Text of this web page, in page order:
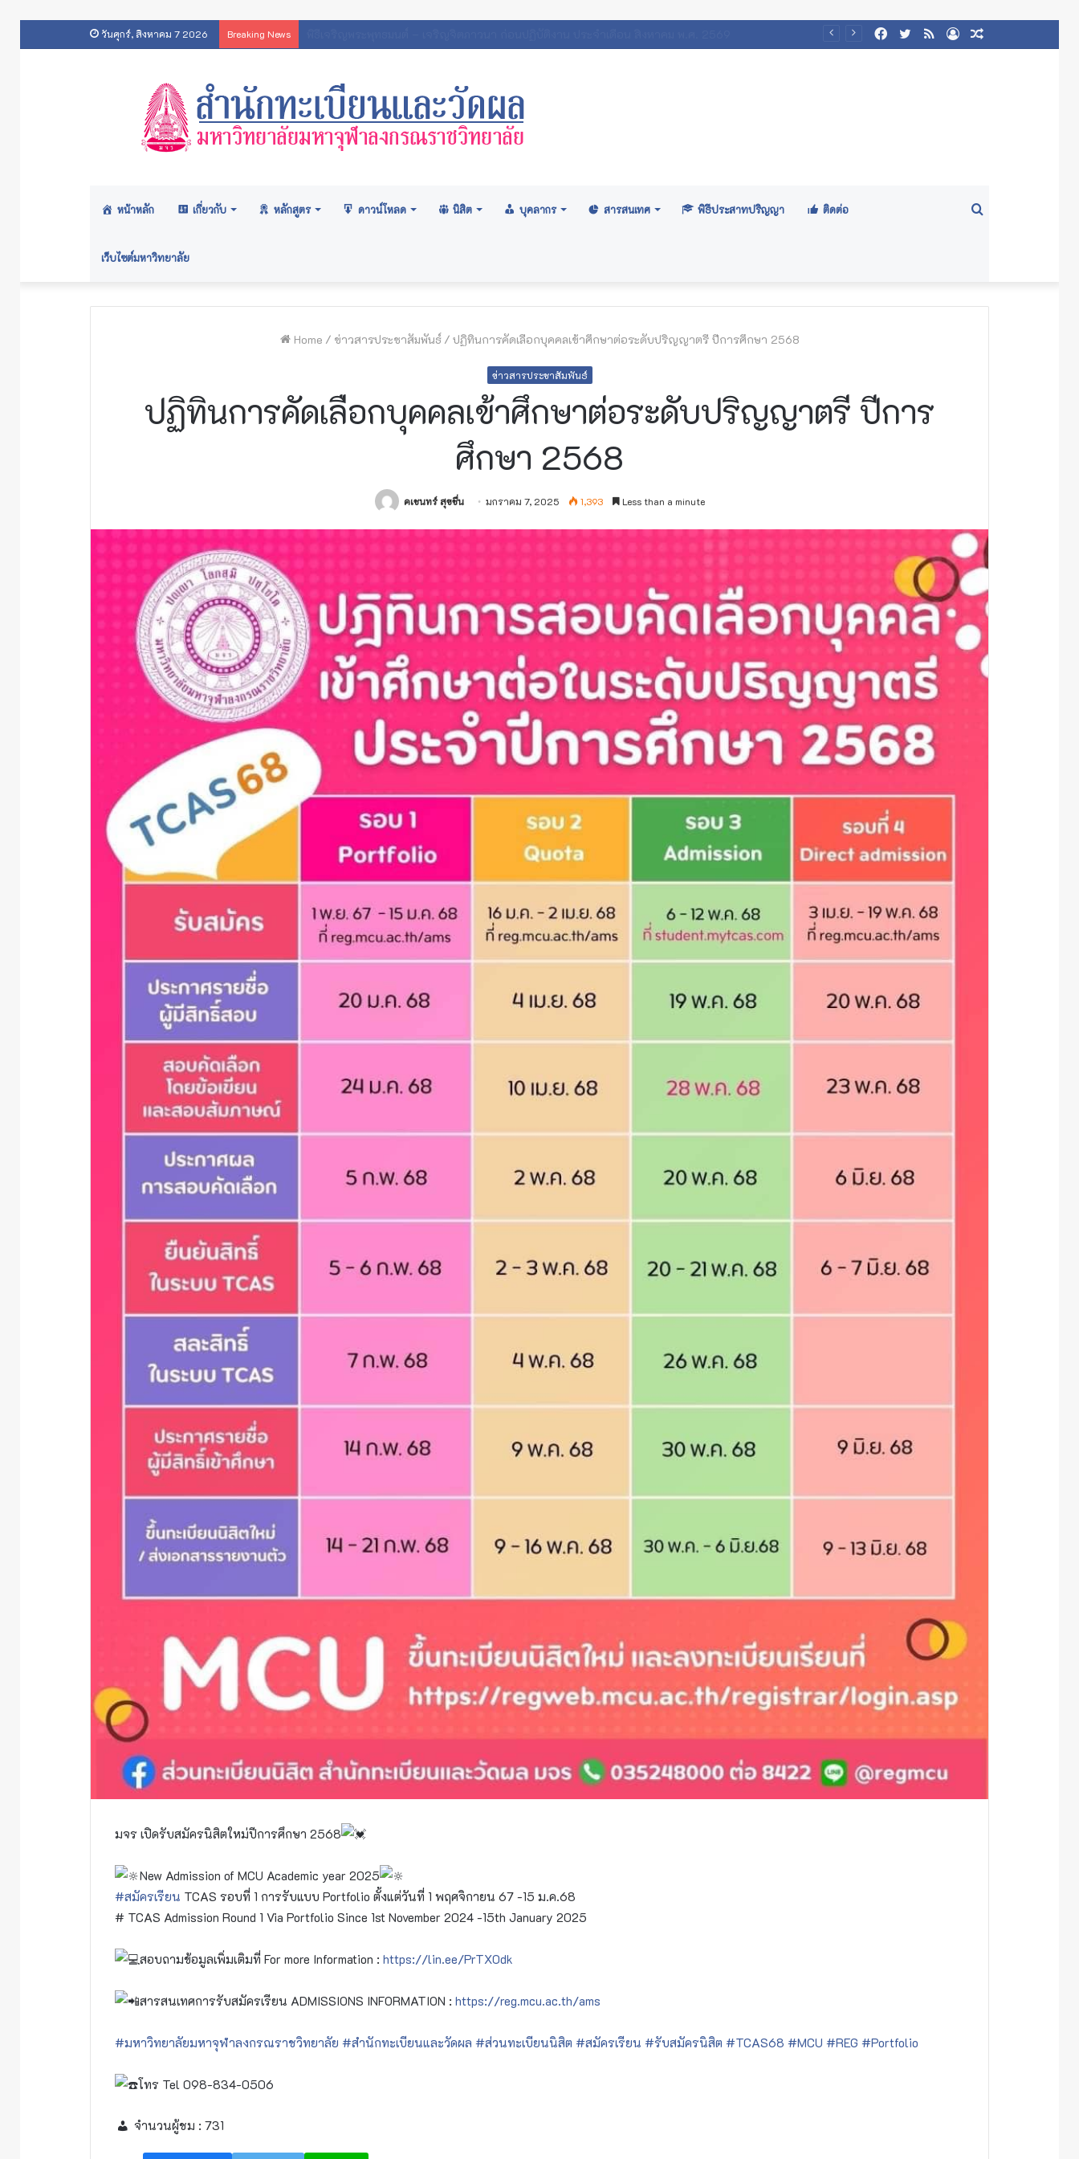
วันศุกร์, สิงหาคม 7 2026 Breaking News
Log
RSS
Twitter
Facebook
หน้าหลัก เกี่ยวกับ หลักสูตร ดาวน์โหลด นิสิต บุคลากร สารสนเทศ พิธีประสาทปริญญา ติดต่อ
เว็บไซต์มหาวิทยาลัย
Home / ข่าวสารประชาสัมพันธ์ / ปฏิทินการคัดเลือกบุคคลเข้าศึกษาต่อระดับปริญญาตรี ปีการศึกษา 2568
ข่าวสารประชาสัมพันธ์
ปฏิทินการคัดเลือกบุคคลเข้าศึกษาต่อระดับปริญญาตรี ปีการ
ศึกษา 2568
คเชนทร์ สุขชื่น มกราคม 7, 2025 1,393 Less than a minute
มจร เปิดรับสมัครนิสิตใหม่ปีการศึกษา 2568
New Admission of MCU Academic year 2025
#สมัครเรียน TCAS รอบที่ 1 การรับแบบ Portfolio ตั้งแต่วันที่ 1 พฤศจิกายน 67 -15 ม.ค.68
# TCAS Admission Round 1 Via Portfolio Since 1st November 2024 -15th January 2025
สอบถามข้อมูลเพิ่มเติมที่ For more Information : https://lin.ee/PrTX0dk
สารสนเทศการรับสมัครเรียน ADMISSIONS INFORMATION : https://reg.mcu.ac.th/ams
#มหาวิทยาลัยมหาจุฬาลงกรณราชวิทยาลัย #สำนักทะเบียนและวัดผล #ส่วนทะเบียนนิสิต #สมัครเรียน #รับสมัครนิสิต #TCAS68 #MCU #REG #Portfolio
โทร Tel 098-834-0506
จำนวนผู้ชม : 731